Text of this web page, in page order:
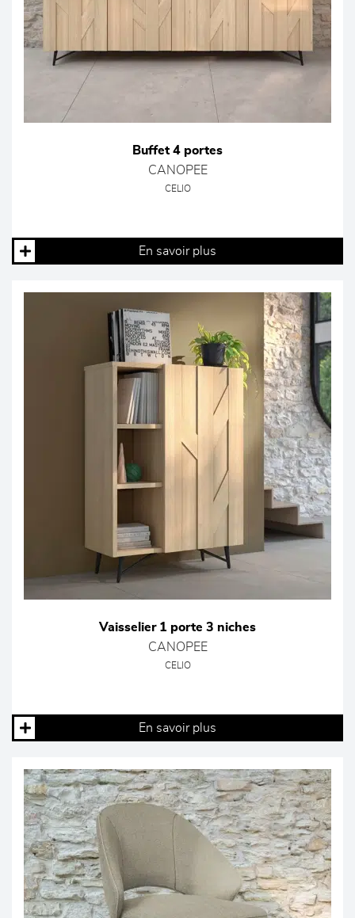
Buffet 4 portes
CANOPEE
CELIO
En savoir plus
Vaisselier 1 porte 3 niches
CANOPEE
CELIO
En savoir plus